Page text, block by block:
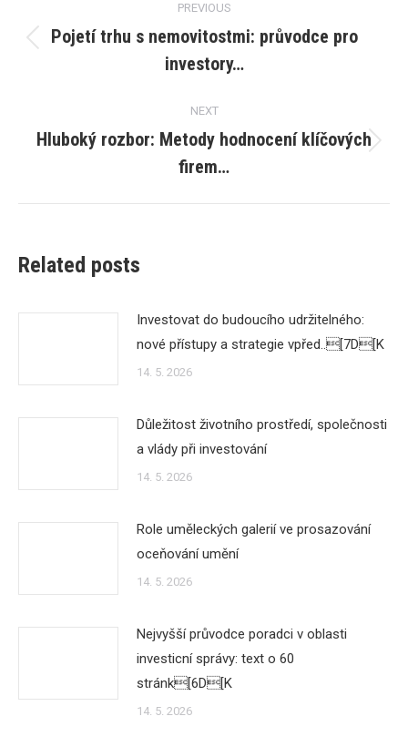
navigation
PREVIOUS
post:
Pojetí trhu s nemovitostmi: průvodce pro
investory…
NEXT
Next
post:
Hluboký rozbor: Metody hodnocení klíčových
firem…
Related posts
Investovat do budoucího udržitelného:
nové přístupy a strategie vpřed..[7D[K
14. 5. 2026
Důležitost životního prostředí, společnosti
a vlády při investování
14. 5. 2026
Role uměleckých galerií ve prosazování
oceňování umění
14. 5. 2026
Nejvyšší průvodce poradci v oblasti
investicní správy: text o 60
stránk[6D[K
14. 5. 2026